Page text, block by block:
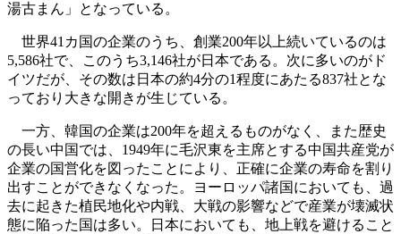
湯古まん」となっている。
世界41カ国の企業のうち、創業200年以上続いているのは
5,586社で、このうち3,146社が日本である。次に多いのがド
イツだが、その数は日本の約4分の1程度にあたる837社とな
っており大きな開きが生じている。
一方、韓国の企業は200年を超えるものがなく、また歴史
の長い中国では、1949年に毛沢東を主席とする中国共産党が
企業の国営化を図ったことにより、正確に企業の寿命を割り
出すことができなくなった。ヨーロッパ諸国においても、過
去に起きた植民地化や内戦、大戦の影響などで産業が壊滅状
態に陥った国は多い。日本においても、地上戦を避けること